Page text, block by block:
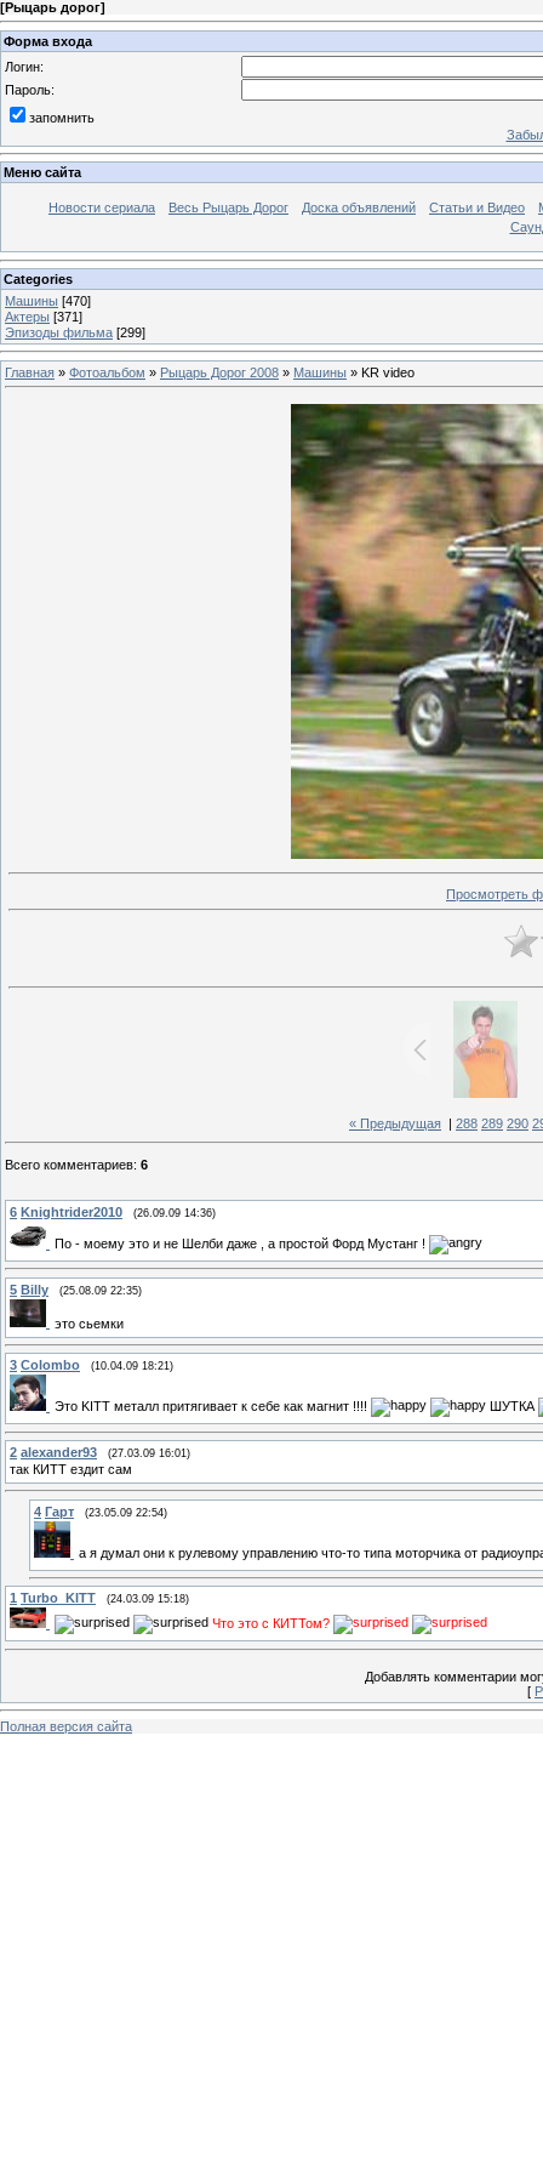
[Рыцарь дорог]
Форма входа
Логин:
Пароль:
запомнить
Меню сайта
Новости сериала Весь Рыцарь Дорог Доска объявлений Статьи и Видео
Categories
Машины [470]
Актеры [371]
Эпизоды фильма [299]
Главная » Фотоальбом » Рыцарь Дорог 2008 » Машины » KR video
Просмотреть
« Предыдущая 288 289 290
Всего комментариев: 6
6 Knightrider2010 (26.09.09 14:36)
По - моему это и не Шелби даже , а простой Форд Мустанг !
5 Billy (25.08.09 22:35)
это сьемки
3 Colombo (10.04.09 18:21)
Это KITT металл притягивает к себе как магнит !!!! ШУТКА
2 alexander93 (27.03.09 16:01)
так КИТТ ездит сам
4 Гарт (23.05.09 22:54)
а я думал они к рулевому управлению что-то типа моторчика от
1 Turbo_KITT (24.03.09 15:18)
Что это с КИТТом?
Добавлять комментарии
[
Полная версия сайта